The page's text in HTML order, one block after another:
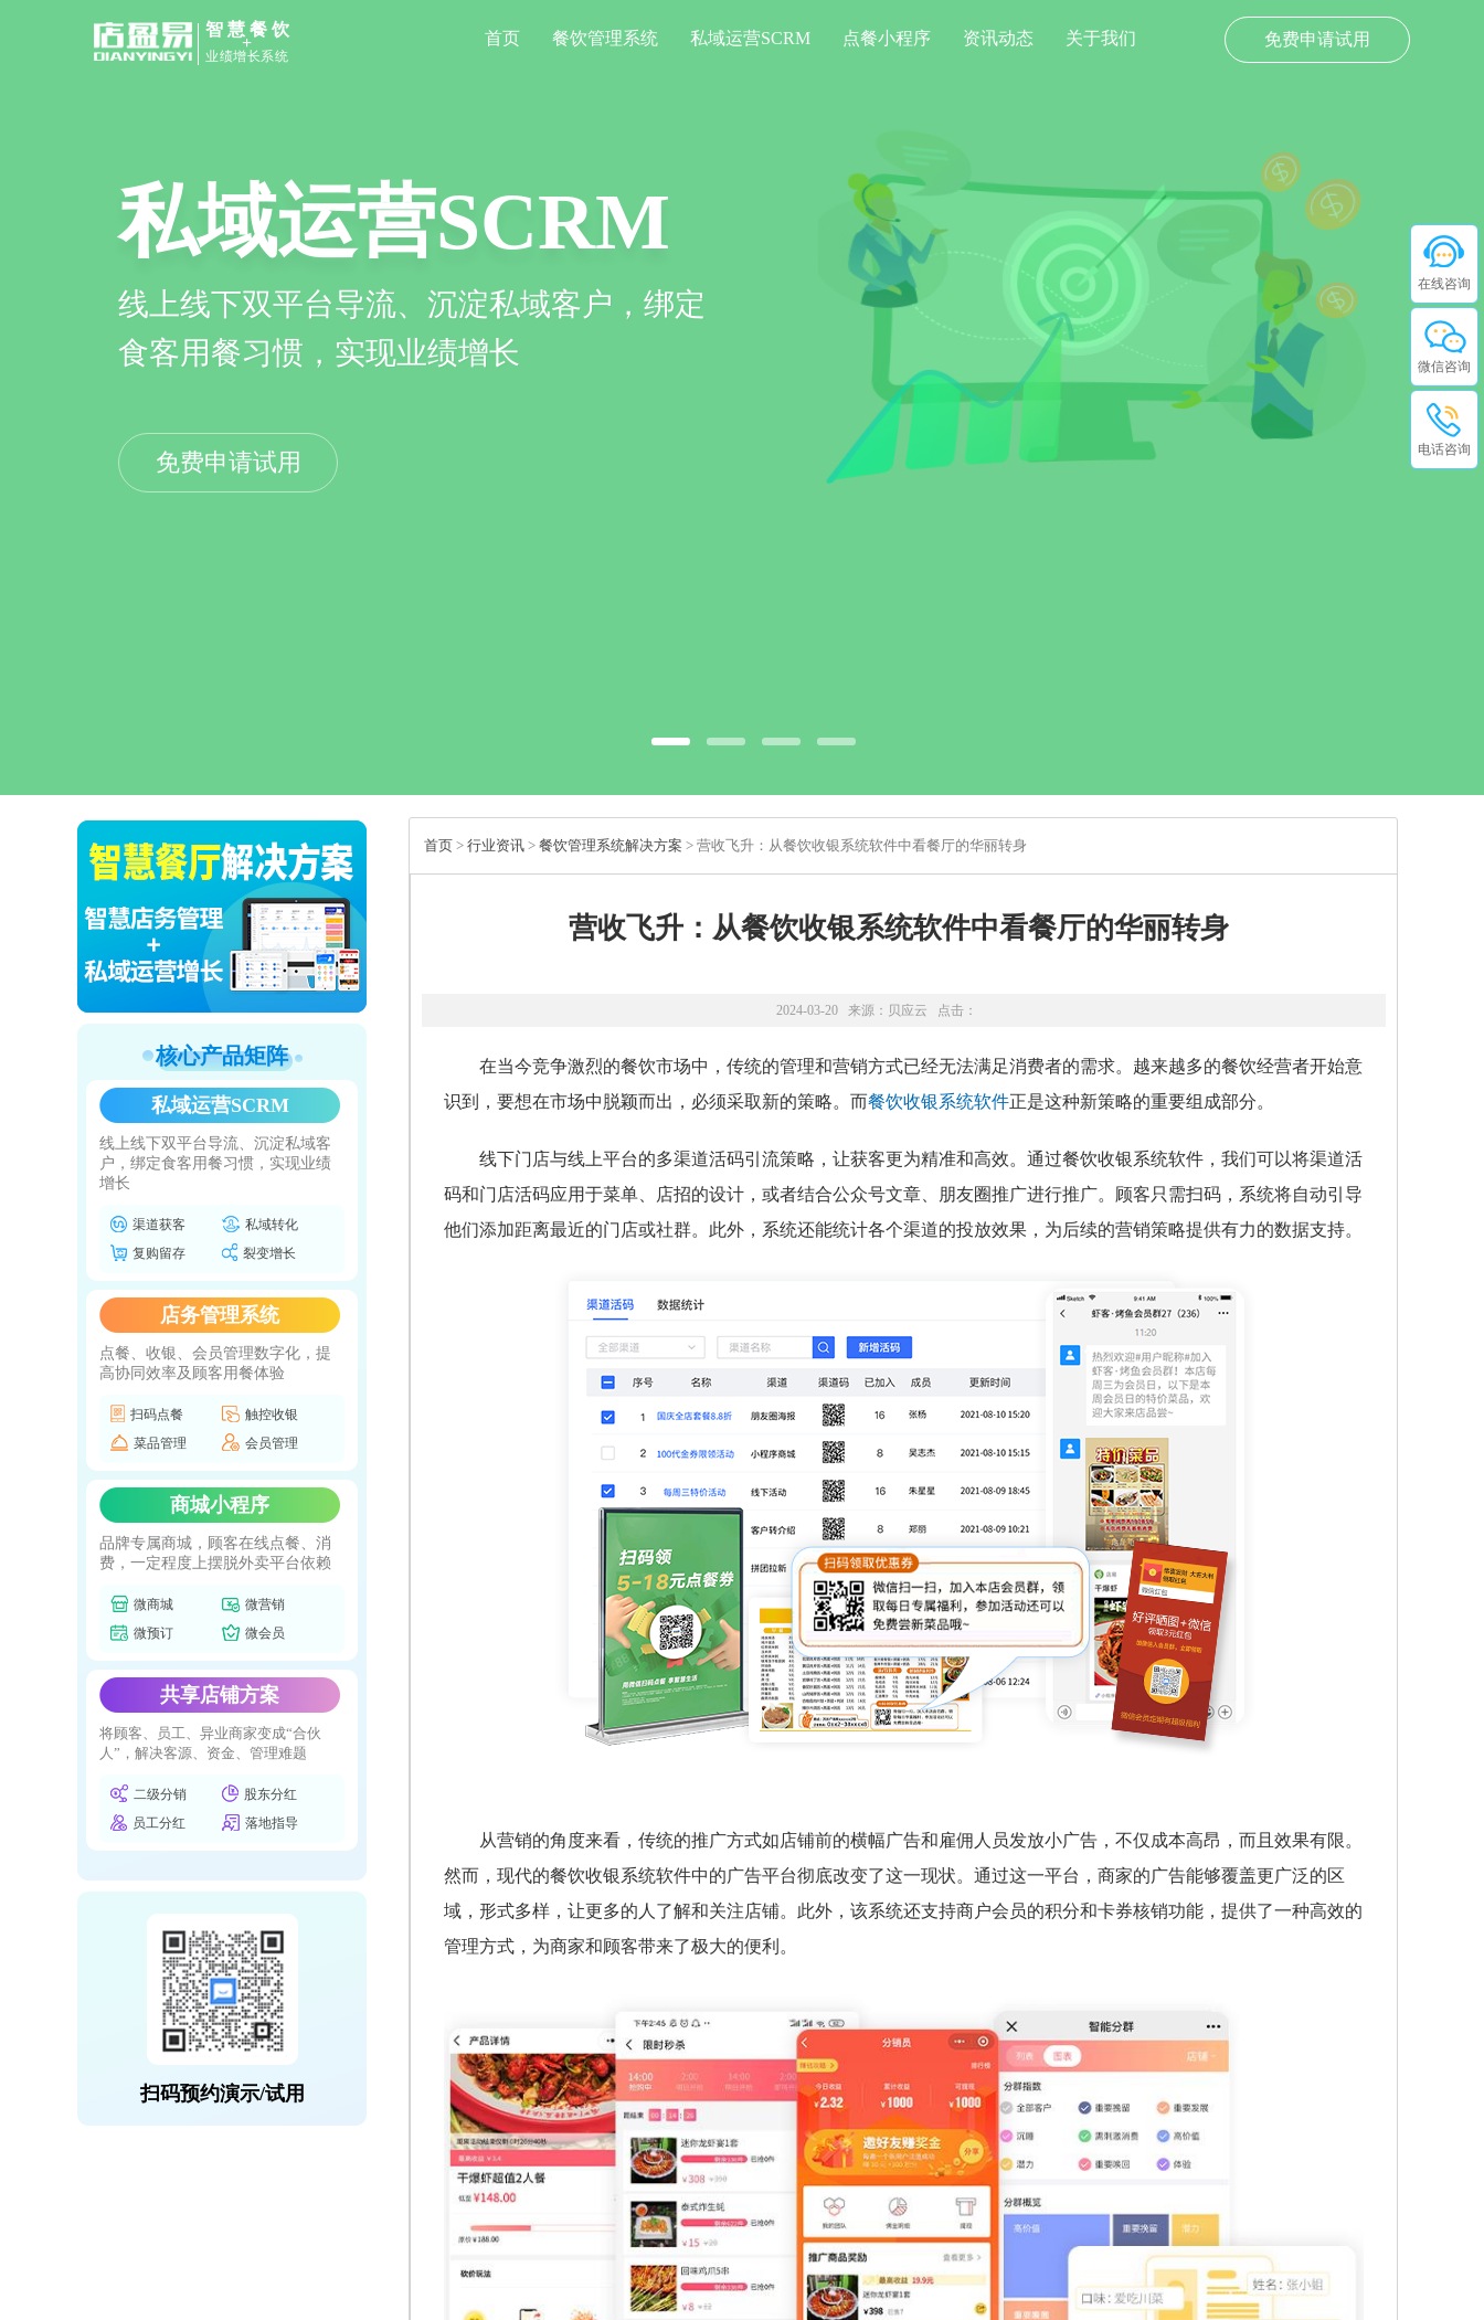
免费申请试用
智慧餐饮
+
业绩增长系统
首页 餐饮管理系统 私域运营SCRM 点餐小程序 资讯动态 关于我们
餐饮管理系统
扫码点餐、收银、会员管理信息化运作，提
高协同效率及顾客用餐体验
免费申请试用
点餐小程序
品牌专属商城，顾客在线点餐、消费，一定程度
上摆脱第三方平台依赖
免费申请试用
核心产品矩阵
私域运营SCRM
线上线下双平台导流、沉淀私域客
户，绑定食客用餐习惯，实现业绩
增长
渠道获客
私域转化
复购留存
裂变增长
店务管理系统
点餐、收银、会员管理数字化，提
高协同效率及顾客用餐体验
扫码点餐
触控收银
菜品管理
会员管理
商城小程序
品牌专属商城，顾客在线点餐、消
费，一定程度上摆脱外卖平台依赖
微商城
微营销
微预订
微会员
共享店铺方案
将顾客、员工、异业商家变成“合伙
人”，解决客源、资金、管理难题
二级分销
股东分红
员工分红
落地指导
扫码预约演示/试用
首页 > 行业资讯 > 餐饮管理系统解决方案 > 营收飞升：从餐饮收银系统软件中看餐厅的华丽转身
营收飞升：从餐饮收银系统软件中看餐厅的华丽转身
2024-03-20 来源： 贝应云 点击：
在当今竞争激烈的餐饮市场中，传统的管理和营销方式已经无法满足消费者的需求。越来越多的餐饮经营者开始意
识到，要想在市场中脱颖而出，必须采取新的策略。而餐饮收银系统软件正是这种新策略的重要组成部分。
线下门店与线上平台的多渠道活码引流策略，让获客更为精准和高效。通过餐饮收银系统软件，我们可以将渠道活
码和门店活码应用于菜单、店招的设计，或者结合公众号文章、朋友圈推广进行推广。顾客只需扫码，系统将自动引导
他们添加距离最近的门店或社群。此外，系统还能统计各个渠道的投放效果，为后续的营销策略提供有力的数据支持。
从营销的角度来看，传统的推广方式如店铺前的横幅广告和雇佣人员发放小广告，不仅成本高昂，而且效果有限。
然而，现代的餐饮收银系统软件中的广告平台彻底改变了这一现状。通过这一平台，商家的广告能够覆盖更广泛的区
域，形式多样，让更多的人了解和关注店铺。此外，该系统还支持商户会员的积分和卡券核销功能，提供了一种高效的
管理方式，为商家和顾客带来了极大的便利。
在线咨询
微信咨询
电话咨询